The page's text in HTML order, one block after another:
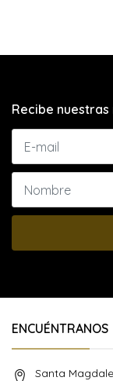
Recibe
ENCUÉNTRANOS
Santa